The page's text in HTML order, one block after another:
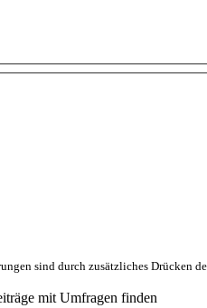
sind durch zusätzliches Drücken
mit Umfragen finden